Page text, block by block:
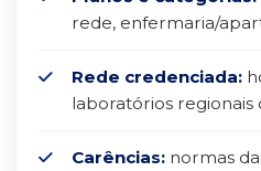
rede, enfermaria/
Rede credenciada:
laboratórios regionais
Carências: normas